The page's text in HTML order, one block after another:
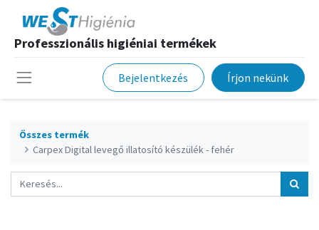
Professzionális higiéniai termékek
Bejelentkezés Írjon nekünk
Összes termék
Carpex Digital levegő illatosító készülék - fehér